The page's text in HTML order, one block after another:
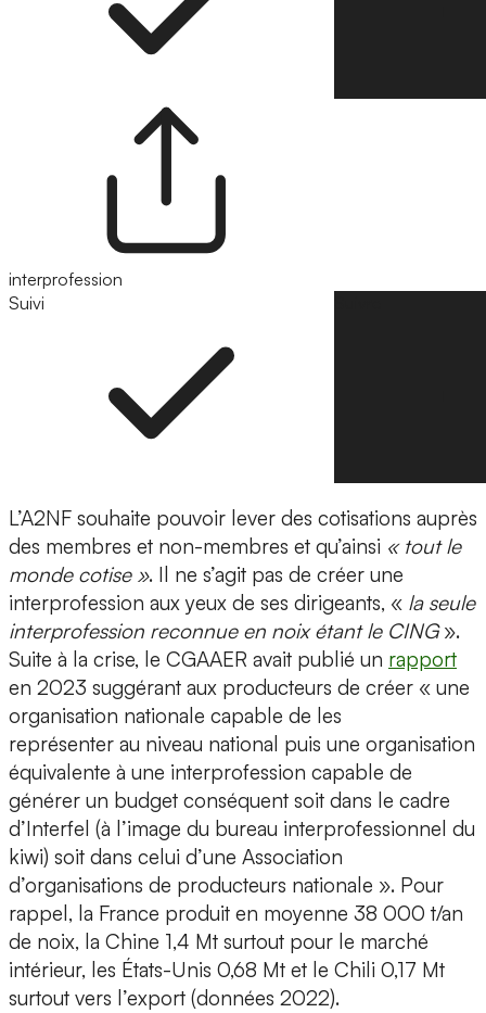
interprofession
Suivi
L’A2NF souhaite pouvoir lever des cotisations auprès
des membres et non-membres et qu’ainsi « tout le
monde cotise ». Il ne s’agit pas de créer une
interprofession aux yeux de ses dirigeants, « la seule
interprofession reconnue en noix étant le CING».
Suite à la crise, le CGAAER avait publié un rapport
en 2023 suggérant aux producteurs de créer « une
organisation nationale capable de les
représenter au niveau national puis une organisation
équivalente à une interprofession capable de
générer un budget conséquent soit dans le cadre
d’Interfel (à l’image du bureau interprofessionnel du
kiwi) soit dans celui d’une Association
d’organisations de producteurs nationale ». Pour
rappel, la France produit en moyenne 38 000 t/an
de noix, la Chine 1,4 Mt surtout pour le marché
intérieur, les États-Unis 0,68 Mt et le Chili 0,17 Mt
surtout vers l’export (données 2022).